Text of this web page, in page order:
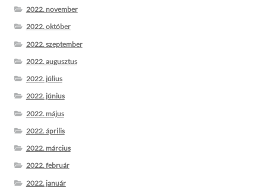
2022. november
2022. október
2022. szeptember
2022. augusztus
2022. július
2022. június
2022. május
2022. április
2022. március
2022. február
2022. január